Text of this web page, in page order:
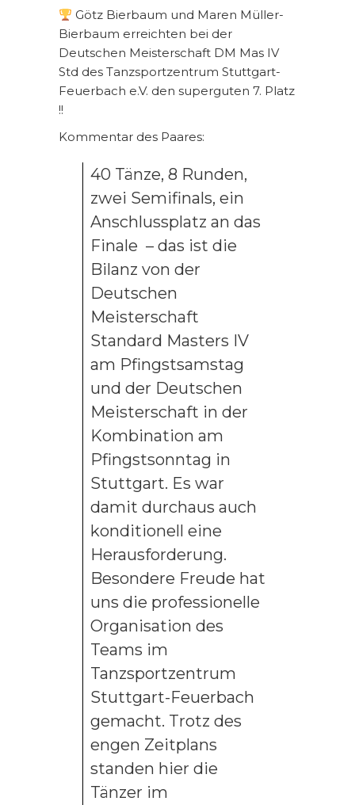
Götz Bierbaum und Maren Müller-
Bierbaum erreichten bei der
Deutschen Meisterschaft DM Mas IV
Std des Tanzsportzentrum Stuttgart-
Feuerbach e.V. den superguten 7. Platz
!!
Kommentar des Paares:
40 Tänze, 8 Runden,
zwei Semifinals, ein
Anschlussplatz an das
Finale – das ist die
Bilanz von der
Deutschen
Meisterschaft
Standard Masters IV
am Pfingstsamstag
und der Deutschen
Meisterschaft in der
Kombination am
Pfingstsonntag in
Stuttgart. Es war
damit durchaus auch
konditionell eine
Herausforderung.
Besondere Freude hat
uns die professionelle
Organisation des
Teams im
Tanzsportzentrum
Stuttgart-Feuerbach
gemacht. Trotz des
engen Zeitplans
standen hier die
Tänzer im